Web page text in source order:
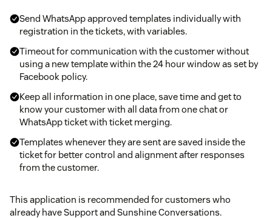
Send WhatsApp approved templates individually with
registration in the tickets, with variables.
Timeout for communication with the customer without
using a new template within the 24 hour window as set by
Facebook policy.
Keep all information in one place, save time and get to
know your customer with all data from one chat or
WhatsApp ticket with ticket merging.
Templates whenever they are sent are saved inside the
ticket for better control and alignment after responses
from the customer.
This application is recommended for customers who
already have Support and Sunshine Conversations.